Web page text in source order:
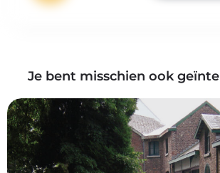
Je bent misschien ook